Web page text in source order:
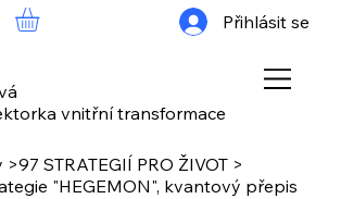
vnitřní transformace
Přihlásit se
>97 STRATEGIÍ PRO ŽIVOT >
"HEGEMON", kvantový přepis